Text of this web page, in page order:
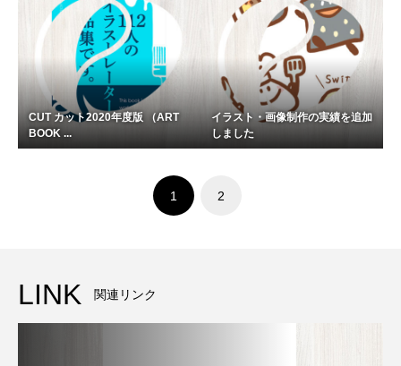
CUT カット2020年度版 （ART
BOOK ...
イラスト・画像制作の実績を追加
しました
1 2
LINK 関連リンク